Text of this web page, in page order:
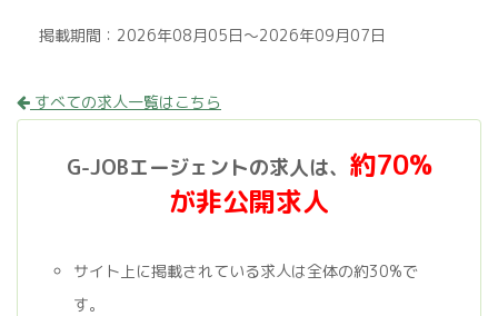
掲載期間：2026年08月05日～2026年09月07日
すべての求人一覧はこちら
G-JOBエージェントの求人は、 約70%
が非公開求人
サイト上に掲載されている求人は全体の約30%で
す。